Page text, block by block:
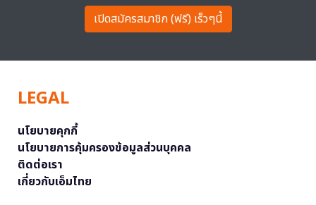
เปิดสมัครสมาชิก (ฟรี) เร็วๆนี้
LEGAL
นโยบายคุกกี้
นโยบายการคุ้มครองข้อมูลส่วนบุคคล
ติดต่อเรา
เกี่ยวกับเอ็มไทย